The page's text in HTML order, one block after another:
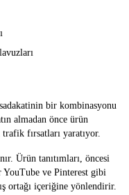
bir kombinasyonu
almadan önce ürün
fırsatları yaratıyor.
Ürün tanıtımları, öncesi
YouTube ve Pinterest gibi
ortağı içeriğine yönlendirir.